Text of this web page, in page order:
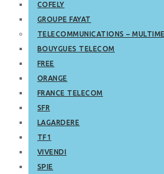
COFELY
GROUPE FAYAT
TELECOMMUNICATIONS –
BOUYGUES TELECOM
FREE
ORANGE
FRANCE TELECOM
SFR
LAGARDERE
TF1
VIVENDI
SPIE